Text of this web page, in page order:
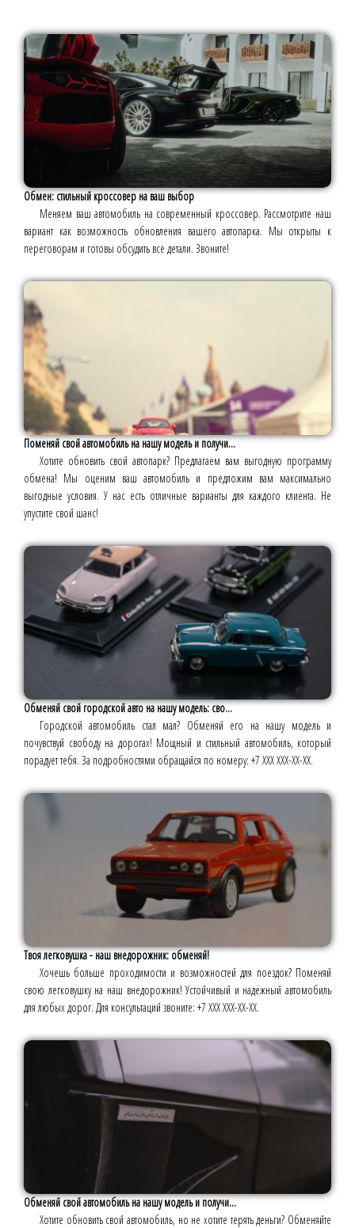
Обмен: стильный кроссовер на ваш выбор
Меняем ваш автомобиль на современный кроссовер. Рассмотрите наш
вариант как возможность обновления вашего автопарка. Мы открыты к
переговорам и готовы обсудить все детали. Звоните!
Поменяй свой автомобиль на нашу модель и получи...
Хотите обновить свой автопарк? Предлагаем вам выгодную программу
обмена! Мы оценим ваш автомобиль и предложим вам максимально
выгодные условия. У нас есть отличные варианты для каждого клиента. Не
упустите свой шанс!
Обменяй свой городской авто на нашу модель: сво...
Городской автомобиль стал мал? Обменяй его на нашу модель и
почувствуй свободу на дорогах! Мощный и стильный автомобиль, который
порадует тебя. За подробностями обращайся по номеру: +7 ХХХ ХХХ-ХХ-ХХ.
Твоя легковушка - наш внедорожник: обменяй!
Хочешь больше проходимости и возможностей для поездок? Поменяй
свою легковушку на наш внедорожник! Устойчивый и надёжный автомобиль
для любых дорог. Для консультаций звоните: +7 ХХХ ХХХ-ХХ-ХХ.
Обменяй свой автомобиль на нашу модель и получи...
Хотите обновить свой автомобиль, но не хотите терять деньги? Обменяйте